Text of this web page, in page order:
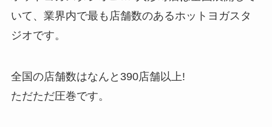
いて、業界内で最も店舗数のあるホットヨガスタ
ジオです。
全国の店舗数はなんと 390店舗以上!
ただただ圧巻です。